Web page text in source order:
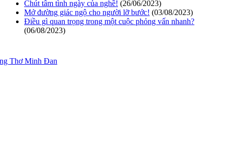
Chút tâm tình ngày của nghề! (26/06/2023)
Mở đường giác ngộ cho người lỡ bước! (03/08/2023)
Điều gì quan trọng trong một cuộc phỏng vấn nhanh?
(06/08/2023)
Thơ Minh Đan